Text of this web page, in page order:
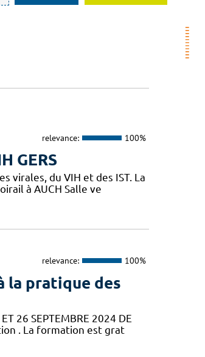
relevance: 100%
GERS
virales, du VIH et des IST. La
à AUCH Salle ve
relevance: 100%
la pratique des
26 SEPTEMBRE 2024 DE
. La formation est grat